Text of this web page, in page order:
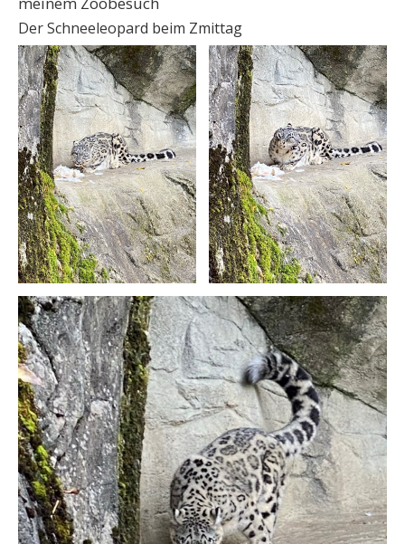
Der Schneeleopard beim Zmittag